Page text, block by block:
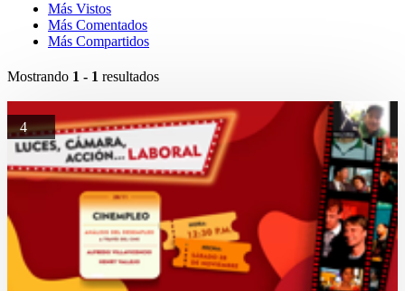
Más Vistos
Más Comentados
Más Compartidos
Mostrando 1 - 1 resultados
4